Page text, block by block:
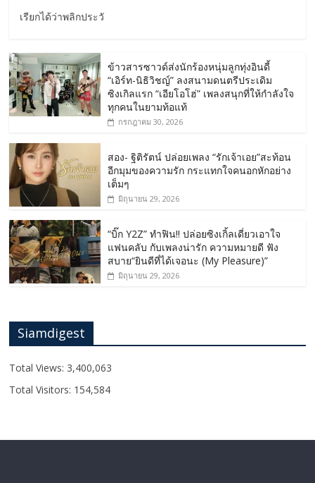
เรียกได้ว่าพลิกประวั
ข้าวสารซาวด์ส่งนักร้องหนุ่มลูกทุ่งอินดี้
“เอิร์ท-นิธิวิชญ์” ลงสนามดนตรีประเดิม
ซิงเกิลแรก “เอียโอโฮ่” เพลงสนุกที่ให้กำลังใจ
ทุกคนในยามท้อแท้
กรกฎาคม 30, 2026
สอง- ฐิติรัตน์ ปล่อยเพลง “รักเจ้าเอย”สะท้อน
อีกมุมของความรัก กระแทกใจคนอกหักอย่าง
เต็มๆ
มิถุนายน 29, 2026
“บิ๊ก Y2Z” ทำฟิน!! ปล่อยซิงเกิ้ลเดี่ยวเอาใจ
แฟนคลับ กับเพลงน่ารัก ความหมายดี ฟัง
สบาย“ยินดีที่ได้เจอนะ (My Pleasure)”
มิถุนายน 29, 2026
Siamdigest
Total Views: 3,400,063
Total Visitors: 154,584